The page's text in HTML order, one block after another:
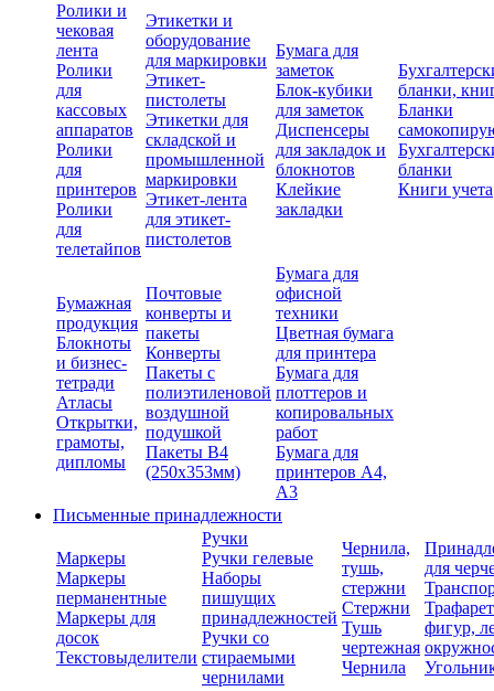
Ролики и
чековая
лента
Ролики
для
кассовых
аппаратов
Ролики
для
принтеров
Ролики
для
телетайпов
Этикетки и
оборудование
для маркировки
Этикет-
пистолеты
Этикетки для
складской и
промышленной
маркировки
Этикет-лента
для этикет-
пистолетов
Бумага для
заметок
Блок-кубики
для заметок
Диспенсеры
для закладок и
блокнотов
Клейкие
закладки
бланки,
Бланки
бланки
Книги учета
Бумажная
продукция
Блокноты
и бизнес-
тетради
Атласы
Открытки,
грамоты,
дипломы
Почтовые
конверты и
пакеты
Конверты
Пакеты с
полиэтиленовой
воздушной
подушкой
Пакеты В4
(250х353мм)
Бумага для
офисной
техники
Цветная бумага
для принтера
Бумага для
плоттеров и
копировальных
работ
Бумага для
принтеров А4,
А3
Письменные принадлежности
Маркеры
Маркеры
перманентные
Маркеры для
досок
Текстовыделители
Ручки
Ручки гелевые
Наборы
пишущих
принадлежностей
Ручки со
стираемыми
чернилами
Чернила,
тушь,
стержни
Стержни
Тушь
чертежная
Чернила
для
фигур,